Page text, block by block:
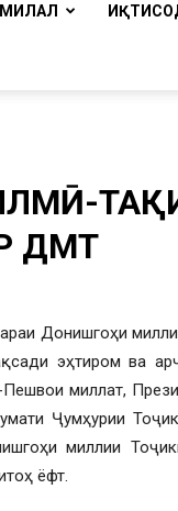
ДМТ
Донишгоҳи
эҳтиром ва
миллат,
Ҷумҳурии
миллии
ёфт.